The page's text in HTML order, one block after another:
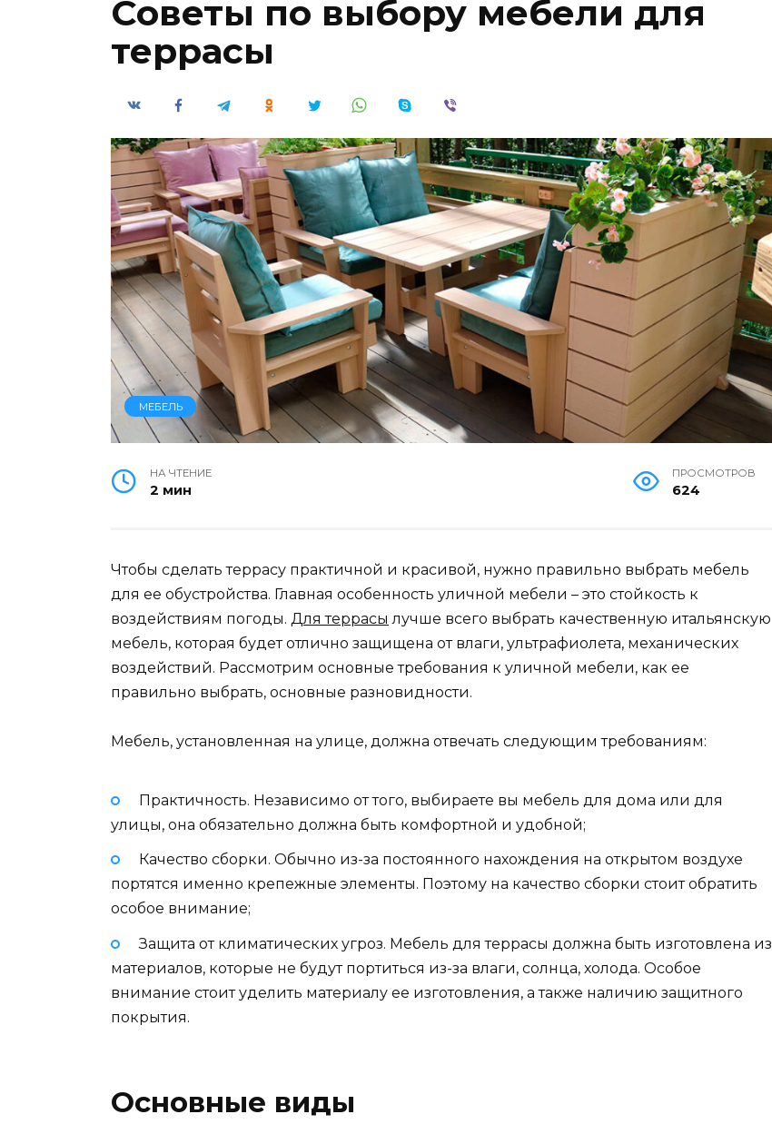
Советы по выбору мебели для
террасы
МЕБЕЛЬ
НА ЧТЕНИЕ
2 мин
ПРОСМОТРОВ
624
Чтобы сделать террасу практичной и красивой, нужно правильно выбрать мебель
для ее обустройства. Главная особенность уличной мебели – это стойкость к
воздействиям погоды. Для террасы лучше всего выбрать качественную итальянскую
мебель, которая будет отлично защищена от влаги, ультрафиолета, механических
воздействий. Рассмотрим основные требования к уличной мебели, как ее
правильно выбрать, основные разновидности.
Мебель, установленная на улице, должна отвечать следующим требованиям:
Практичность. Независимо от того, выбираете вы мебель для дома или для
улицы, она обязательно должна быть комфортной и удобной;
Качество сборки. Обычно из-за постоянного нахождения на открытом воздухе
портятся именно крепежные элементы. Поэтому на качество сборки стоит обратить
особое внимание;
Защита от климатических угроз. Мебель для террасы должна быть изготовлена из
материалов, которые не будут портиться из-за влаги, солнца, холода. Особое
внимание стоит уделить материалу ее изготовления, а также наличию защитного
покрытия.
Основные виды